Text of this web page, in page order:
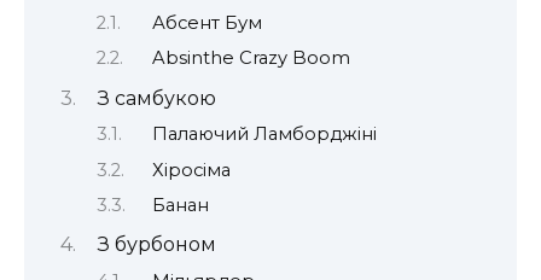
Абсент Бум
Absinthe Crazy Boom
З самбукою
Палаючий Ламборджіні
Хіросіма
Банан
З бурбоном